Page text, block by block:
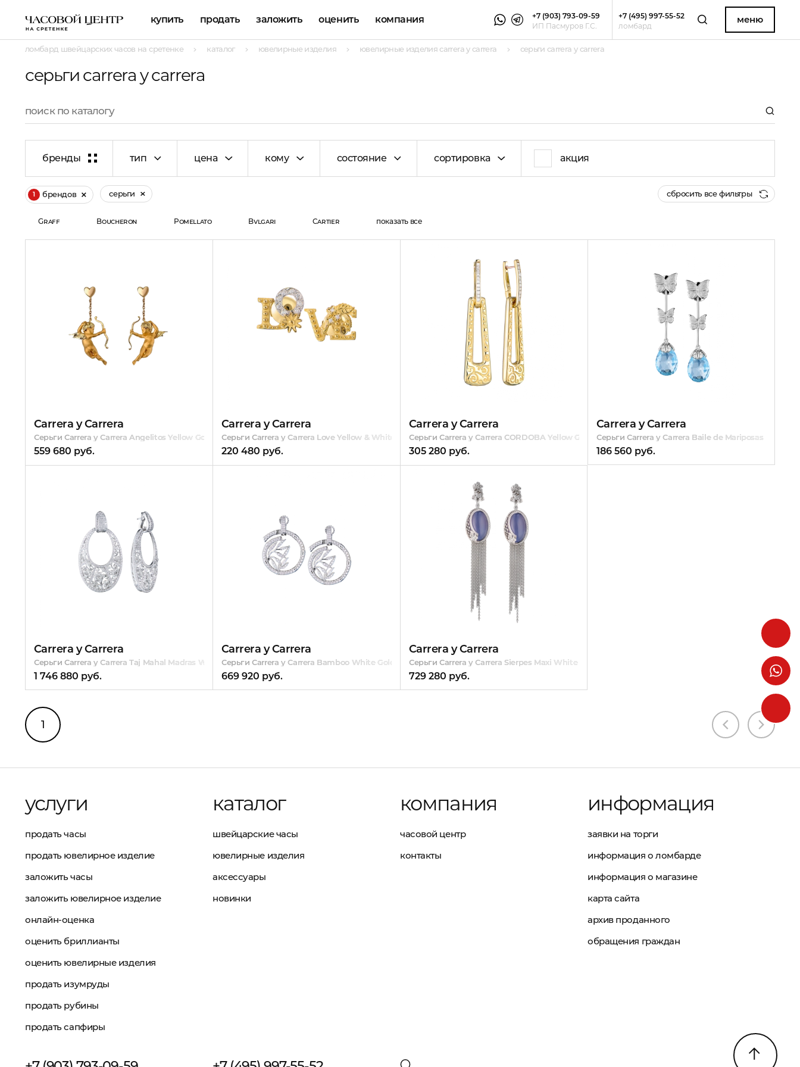
купить продать заложить оценить компания
+7 (903) 793-09-59
ИП Пасмуров Г.С.
+7 (495) 997-55-52
ломбард
меню
ломбард швейцарских часов на сретенке каталог ювелирные изделия ювелирные изделия carrera y carrera серьги carrera y carrera
серьги carrera y carrera
бренды тип цена кому состояние сортировка акция
1 брендов серьги сбросить все фильтры
Graff Boucheron Pomellato Bvlgari Cartier показать все
Carrera y Carrera
Серьги Carrera y Carrera Angelitos Yellow Gold
559 680 руб.
Carrera y Carrera
Серьги Carrera y Carrera Love Yellow & White Gold & Diamonds
220 480 руб.
Carrera y Carrera
Серьги Carrera y Carrera CORDOBA Yellow Gold & Diamond
305 280 руб.
Carrera y Carrera
Серьги Carrera y Carrera Baile de Mariposas
186 560 руб.
Carrera y Carrera
Серьги Carrera y Carrera Taj Mahal Madras White Gold & Diamonds
1 746 880 руб.
Carrera y Carrera
Серьги Carrera y Carrera Bamboo White Gold & Diamonds
669 920 руб.
Carrera y Carrera
Серьги Carrera y Carrera Sierpes Maxi White Gold & Chalcedony & Diamonds
729 280 руб.
1
услуги
продать часы
продать ювелирное изделие
заложить часы
заложить ювелирное изделие
онлайн-оценка
оценить бриллианты
оценить ювелирные изделия
продать изумруды
продать рубины
продать сапфиры
каталог
швейцарские часы
ювелирные изделия
аксессуары
новинки
компания
часовой центр
контакты
информация
заявки на торги
информация о ломбарде
информация о магазине
карта сайта
архив проданного
обращения граждан